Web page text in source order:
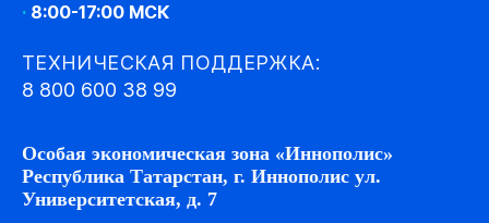
· 8:00-17:00 МСК
ТЕХНИЧЕСКАЯ ПОДДЕРЖКА:
8 800 600 38 99
Особая экономическая зона «Иннополис»
Республика Татарстан, г. Иннополис ул.
Университетская, д. 7